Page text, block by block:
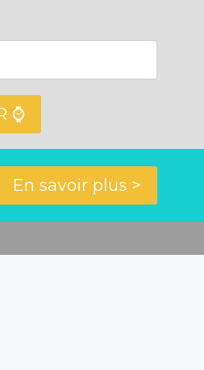
En savoir plus >